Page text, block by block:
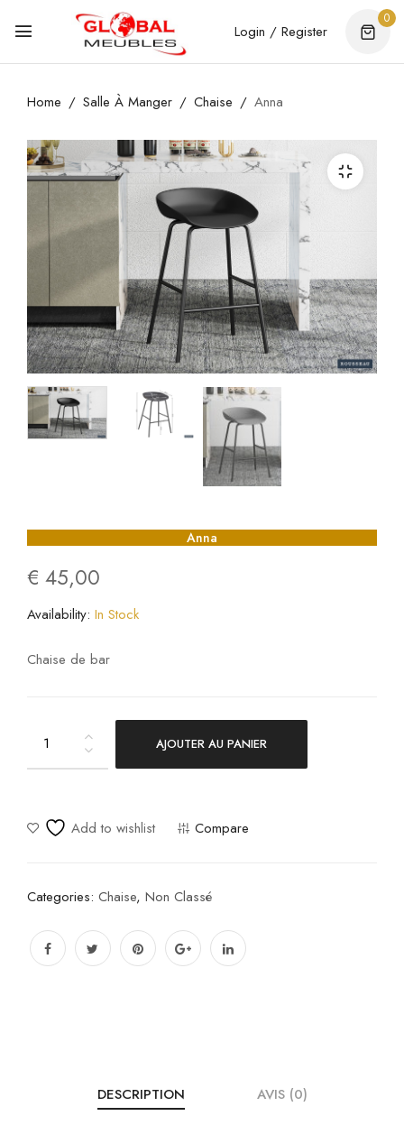
Login / Register
0
Home Salle À Manger Chaise Anna
Anna
€ 45,00
Availability: In Stock
Chaise de bar
Anna
quantity
AJOUTER AU PANIER
Add to wishlist Compare
Categories: Chaise, Non Classé
DESCRIPTION AVIS (0)